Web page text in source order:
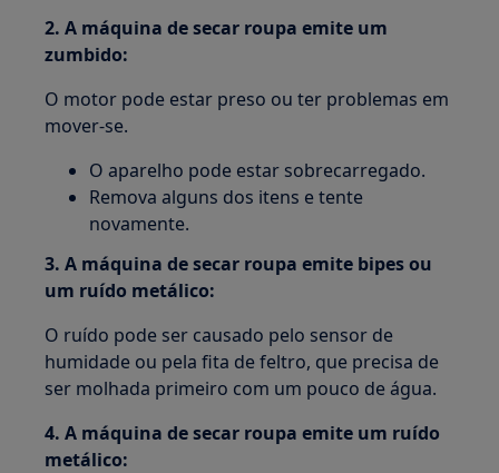
2. A máquina de secar roupa emite um
zumbido:
O motor pode estar preso ou ter problemas em
mover-se.
O aparelho pode estar sobrecarregado.
Remova alguns dos itens e tente
novamente.
3. A máquina de secar roupa emite bipes ou
um ruído metálico:
O ruído pode ser causado pelo sensor de
humidade ou pela fita de feltro, que precisa de
ser molhada primeiro com um pouco de água.
4. A máquina de secar roupa emite um ruído
metálico: